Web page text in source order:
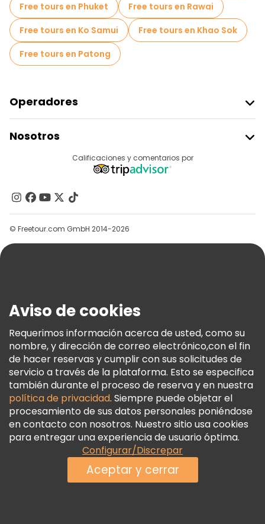
Free tours en Phuket
Free tours en Rawai
Free tours en Ko Samui
Free tours en Khao Sok
Free tours en Patong
Operadores
Acceder Como Proveedor
Programa De Afiliados
Nosotros
Contacto
Grupos
Ayuda
Términos E Información Legal
Política De Cookies
Freetour Premios
Programa De Fidelidad
Calificaciones y comentarios por
© Freetour.com GmbH 2014-2026
Aviso de cookies
Requerimos información acerca de usted, como su
nombre, y dirección de correo electrónico,con el fin
de hacer reservas y cumplir con sus solicitudes de
servicio a través de la plataforma. Esto se especifica
también durante el proceso de reserva y en nuestra
política de privacidad. Siempre puede objetar el
procesamiento de sus datos personales poniéndose
en contacto con nosotros. Nuestro sitio usa cookies
para entregar una experiencia de usuario óptima.
Configurar/Discrepar
Aceptar y cerrar